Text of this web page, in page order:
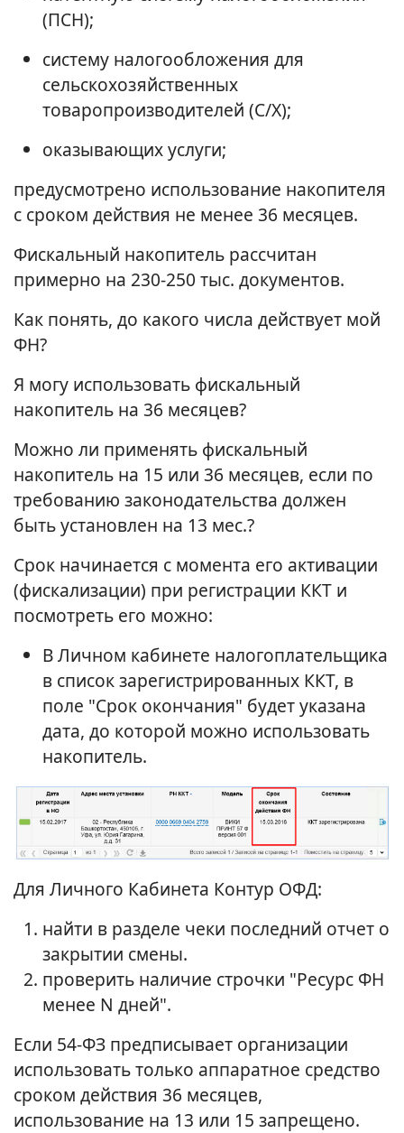
(ПСН);
систему налогообложения для
сельскохозяйственных
товаропроизводителей (С/Х);
оказывающих услуги;
предусмотрено использование накопителя
с сроком действия не менее 36 месяцев.
Фискальный накопитель рассчитан
примерно на 230-250 тыс. документов.
Как понять, до какого числа действует мой
ФН?
Я могу использовать фискальный
накопитель на 36 месяцев?
Можно ли применять фискальный
накопитель на 15 или 36 месяцев, если по
требованию законодательства должен
быть установлен на 13 мес.?
Срок начинается с момента его активации
(фискализации) при регистрации ККТ и
посмотреть его можно:
В Личном кабинете налогоплательщика
в список зарегистрированных ККТ, в
поле "Срок окончания" будет указана
дата, до которой можно использовать
накопитель.
Для Личного Кабинета Контур ОФД:
найти в разделе чеки последний отчет о
закрытии смены.
проверить наличие строчки "Ресурс ФН
менее N дней".
Если 54-ФЗ предписывает организации
использовать только аппаратное средство
сроком действия 36 месяцев,
использование на 13 или 15 запрещено.